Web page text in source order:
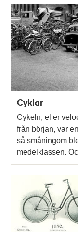
Relaterade
poster
och
teman
Cyklar
Cykeln, eller
från början, var
så småningom
medelklassen.